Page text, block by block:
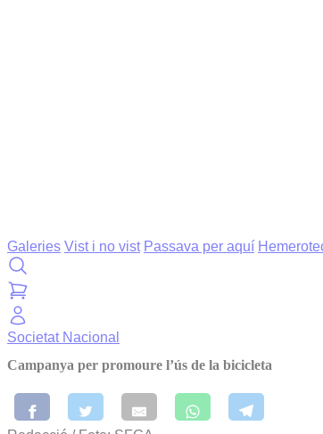
Galeries Vist i no vist Passava per aquí
Societat Nacional
Campanya per promoure l’ús de la bicicleta